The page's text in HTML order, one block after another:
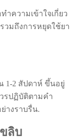
ความเข้าใจเกี่ยว
วมถึงการหยุดใช้ยา
1-2 สัปดาห์ ขึ้นอยู่
รปฏิบัติตามคำ
างราบรื่น.
ลิบ